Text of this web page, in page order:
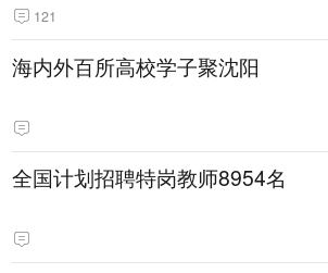
121
海内外百所高校学子聚沈阳
全国计划招聘特岗教师8954名